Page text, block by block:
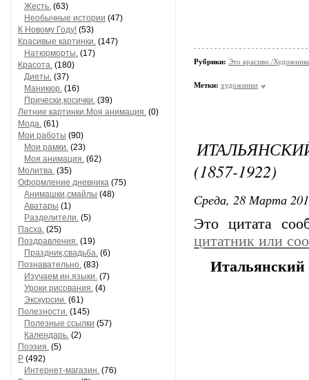
Жесть. (63)
Необычные истории (47)
К Новому Году! (53)
Красивые картинки. (147)
Натюрморты. (17)
Красота. (180)
Диеты. (37)
Маникюр. (16)
Прически,косички. (39)
Летние картинки.Моя анимация. (0)
Мода. (61)
Мои работы (90)
Мои рамки. (23)
Моя анимация. (62)
Молитва. (35)
Оформление дневника (75)
Анимашки,смайлы (48)
Аватары (1)
Разделители. (5)
Пасха. (25)
Поздравления. (19)
Праздник,свадьба. (6)
Познавательно. (83)
Изучаем ин.языки. (7)
Уроки рисования. (4)
Экскурсии. (61)
Полезности. (145)
Полезные ссылки (57)
Календарь. (2)
Поэзия. (5)
Р (492)
Интернет-магазин. (76)
Рубрики: Это красиво./
Метки: художники
(1857-1922)
Среда, 28 Марта
Это цитата
цитатник или
Итальянский